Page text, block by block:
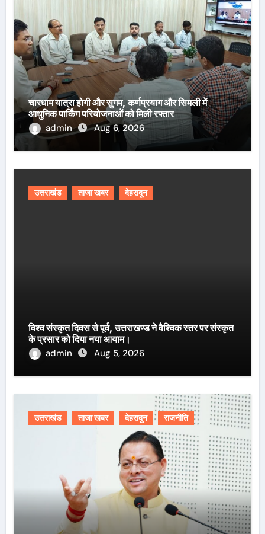
चारधाम यात्रा होगी और सुगम, कर्णप्रयाग और सिमली में
आधुनिक पार्किंग परियोजनाओं को मिली रफ्तार
admin
Aug 6, 2026
उत्तराखंड ताजा खबर देहरादून
विश्व संस्कृत दिवस से पूर्व, उत्तराखण्ड ने वैश्विक स्तर पर संस्कृत
के प्रसार को दिया नया आयाम।
admin
Aug 5, 2026
उत्तराखंड ताजा खबर देहरादून राजनीति